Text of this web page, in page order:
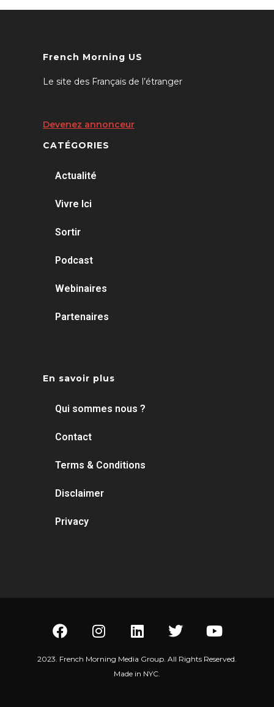
French Morning US
Le site des Français de l’étranger
Devenez annonceur
CATÉGORIES
Actualité
Vivre Ici
Sortir
Podcast
Webinaires
Partenaires
En savoir plus
Qui sommes nous ?
Contact
Terms & Conditions
Disclaimer
Privacy
2023. French Morning Media Group. All Rights Reserved.
Made in NYC.